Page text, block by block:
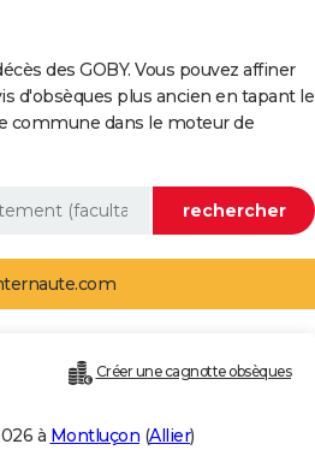
des GOBY. Vous pouvez affiner
d'obsèques plus ancien en tapant le
commune dans le moteur de
Créer une cagnotte obsèques
à Montluçon (Allier)